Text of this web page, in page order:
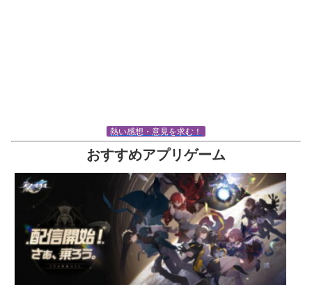
熱い感想・意見を求む！
おすすめアプリゲーム